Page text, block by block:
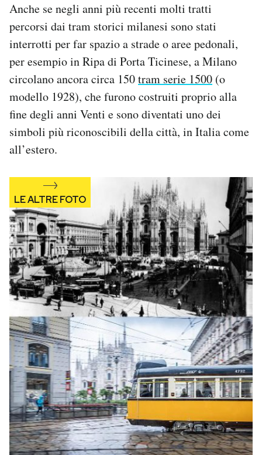
Anche se negli anni più recenti molti tratti
percorsi dai tram storici milanesi sono stati
interrotti per far spazio a strade o aree pedonali,
per esempio in Ripa di Porta Ticinese, a Milano
circolano ancora circa 150tram serie 1500 (o
modello 1928), che furono costruiti proprio alla
fine degli anni Venti e sono diventati uno dei
simboli più riconoscibili della città, in Italia come
all’estero.